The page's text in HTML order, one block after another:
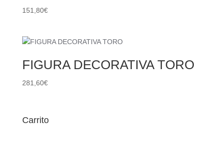
151,80€
FIGURA DECORATIVA TORO
281,60€
Carrito